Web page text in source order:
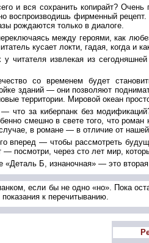
и вся сохранить копирайт?
воспроизводишь фирменный
рождаются только в диалоге.
между героями, как
кусает локти, гадая, когда и
читателя извлекая из
со временем будет
зданий — они позволяют
территории. Мировой океан
что за киберпанк без
смешно в свете того, что
в романе — в отличие от
вперед — чтобы рассмотреть
посмотри, через сто лет мир,
Б, изнаночная» — это
если бы не одно «но». Пока
к перечитыванию.